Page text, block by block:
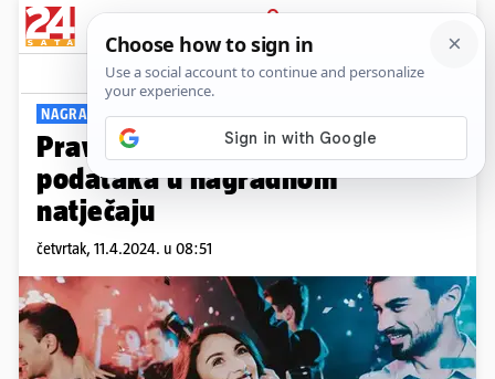
PRIJAVA
Viral Komentari
NAGRADNI NATJEČAJ
Pravila o korištenju osobnih
podataka u nagradnom
natječaju
četvrtak, 11.4.2024. u 08:51